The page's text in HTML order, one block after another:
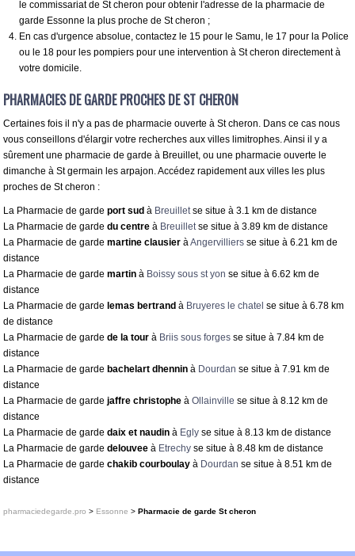
le commissariat de St cheron pour obtenir l'adresse de la pharmacie de
garde Essonne la plus proche de St cheron ;
En cas d'urgence absolue, contactez le 15 pour le Samu, le 17 pour la Police
ou le 18 pour les pompiers pour une intervention à St cheron directement à
votre domicile.
PHARMACIES DE GARDE PROCHES DE ST CHERON
Certaines fois il n'y a pas de pharmacie ouverte à St cheron. Dans ce cas nous
vous conseillons d'élargir votre recherches aux villes limitrophes. Ainsi il y a
sûrement une pharmacie de garde à Breuillet, ou une pharmacie ouverte le
dimanche à St germain les arpajon. Accédez rapidement aux villes les plus
proches de St cheron :
La Pharmacie de gardeport sud à Breuilletse situe à 3.1 km de distance
La Pharmacie de gardedu centre à Breuilletse situe à 3.89 km de distance
La Pharmacie de gardemartine clausier àAngervilliers se situe à 6.21 km de
distance
La Pharmacie de gardemartin à Boissy sous st yon se situe à 6.62 km de
distance
La Pharmacie de garde lemas bertrand à Bruyeres le chatel se situe à 6.78 km
de distance
La Pharmacie de gardede la tour à Briis sous forges se situe à 7.84 km de
distance
La Pharmacie de garde bachelart dhennin à Dourdan se situe à 7.91 km de
distance
La Pharmacie de gardejaffre christophe àOllainville se situe à 8.12 km de
distance
La Pharmacie de gardedaix et naudin à Egly se situe à 8.13 km de distance
La Pharmacie de gardedelouvee à Etrechy se situe à 8.48 km de distance
La Pharmacie de gardechakib courboulay à Dourdan se situe à 8.51 km de
distance
pharmaciedegarde.pro > Essonne >Pharmacie de garde St cheron